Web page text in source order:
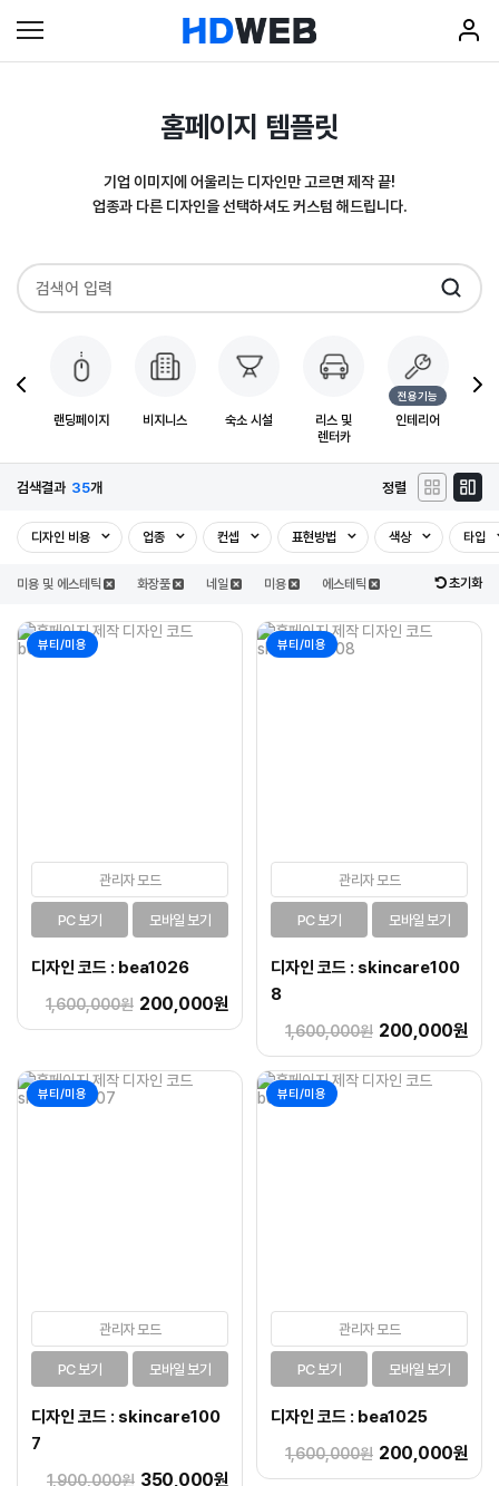
홈페이지 템플릿
기업 이미지에 어울리는 디자인만 고르면 제작 끝!
업종과 다른 디자인을 선택하셔도 커스텀 해드립니다.
랜딩페이지 비지니스 숙소 시설
리스 및
렌터카
전용기능
인테리어
검색결과 35개 정렬
디자인 비용 업종 컨셉 표현방법 색상 타입
미용 및 에스테틱 화장품 네일 미용 에스테틱 초기화
뷰티/미용
관리자 모드
PC 보기 모바일 보기
디자인 코드 : bea1026
1,600,000원 200,000원
뷰티/미용
관리자 모드
PC 보기 모바일 보기
디자인 코드 : skincare100
8
1,600,000원 200,000원
뷰티/미용
관리자 모드
PC 보기 모바일 보기
디자인 코드 : skincare100
7
1,900,000원 350,000원
뷰티/미용
관리자 모드
PC 보기 모바일 보기
디자인 코드 : bea1025
1,600,000원 200,000원